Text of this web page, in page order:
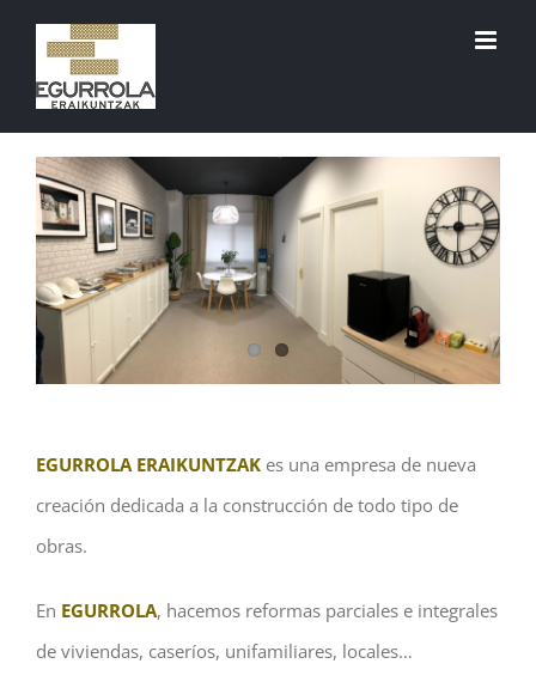
Saltar
contenido
EGURROLA ERAIKUNTZAK es una empresa de nueva
creación dedicada a la construcción de todo tipo de
obras.
En EGURROLA, hacemos reformas parciales e integrales
de viviendas, caseríos, unifamiliares, locales…